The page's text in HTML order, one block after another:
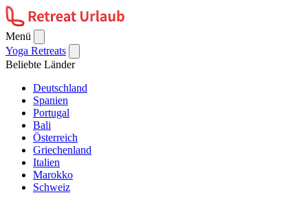
Menü
Yoga Retreats
Beliebte Länder
Deutschland
Spanien
Portugal
Bali
Österreich
Griechenland
Italien
Marokko
Schweiz